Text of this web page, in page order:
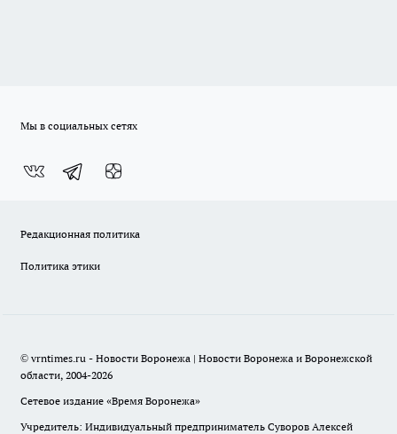
Мы в социальных сетях
Редакционная политика
Политика этики
© vrntimes.ru - Новости Воронежа | Новости Воронежа и Воронежской
области, 2004-2026
Сетевое издание «Время Воронежа»
Учредитель: Индивидуальный предприниматель Суворов Алексей